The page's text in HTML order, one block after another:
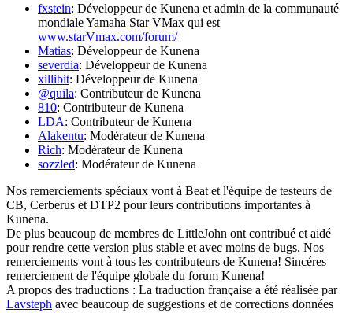
fxstein: Développeur de Kunena et admin de la communauté
mondiale Yamaha Star VMax qui est
www.starVmax.com/forum/
Matias: Développeur de Kunena
severdia: Développeur de Kunena
xillibit: Développeur de Kunena
@quila: Contributeur de Kunena
810: Contributeur de Kunena
LDA: Contributeur de Kunena
Alakentu: Modérateur de Kunena
Rich: Modérateur de Kunena
sozzled: Modérateur de Kunena
Nos remerciements spéciaux vont à Beat et l'équipe de testeurs de
CB, Cerberus et DTP2 pour leurs contributions importantes à
Kunena.
De plus beaucoup de membres de LittleJohn ont contribué et aidé
pour rendre cette version plus stable et avec moins de bugs. Nos
remerciements vont à tous les contributeurs de Kunena! Sincéres
remerciement de l'équipe globale du forum Kunena!
A propos des traductions : La traduction française a été réalisée par
Lavsteph avec beaucoup de suggestions et de corrections données